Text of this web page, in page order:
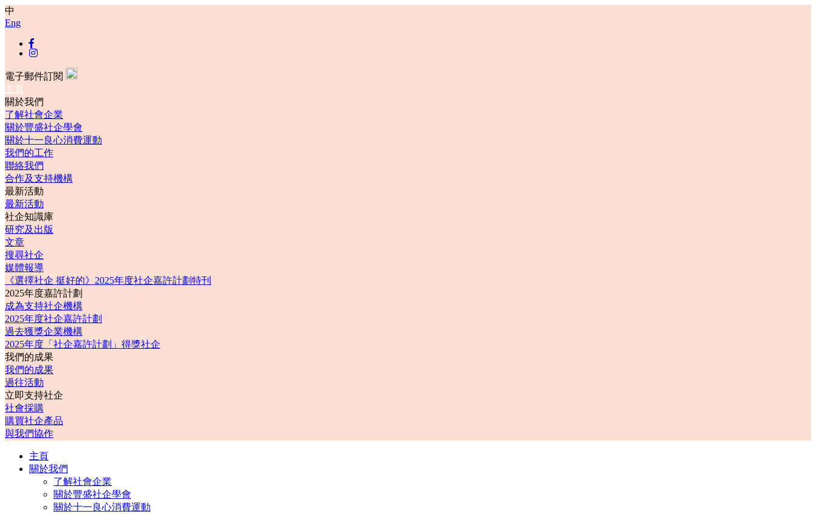
中
Eng
電子郵件訂閱
主頁
關於我們
了解社會企業
關於豐盛社企學會
關於十一良心消費運動
我們的工作
聯絡我們
合作及支持機構
最新活動
最新活動
社企知識庫
研究及出版
文章
搜尋社企
媒體報導
《選擇社企 挺好的》2025年度社企嘉許計劃特刊
2025年度嘉許計劃
成為支持社企機構
2025年度社企嘉許計劃
過去獲獎企業機構
2025年度「社企嘉許計劃」得獎社企
我們的成果
我們的成果
過往活動
立即支持社企
社會採購
購買社企產品
與我們協作
主頁
關於我們
了解社會企業
關於豐盛社企學會
關於十一良心消費運動